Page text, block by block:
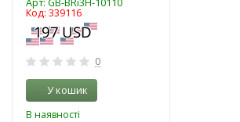
Код: 339116
0
У кошик
В наявності